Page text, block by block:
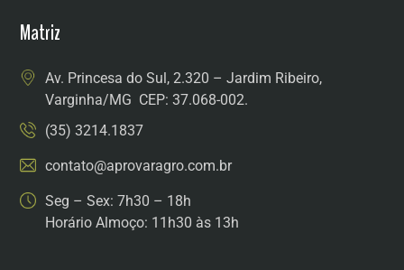
Matriz
Av. Princesa do Sul, 2.320 – Jardim Ribeiro,
Varginha/MG CEP: 37.068-002.
(35) 3214.1837
contato@aprovaragro.com.br
Seg – Sex: 7h30 – 18h
Horário Almoço: 11h30 às 13h